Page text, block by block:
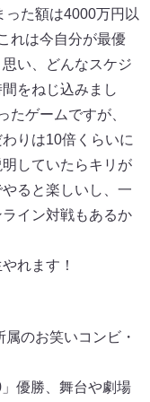
った額は4000万円以
れは今自分が最優
い、どんなスケジ
をねじ込みまし
たゲームですが、
りは10倍くらいに
していたらキリが
ると楽しいし、一
イン対戦もあるか
れます！
のお笑いコンビ・
優勝、舞台や劇場